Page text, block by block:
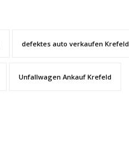
defektes auto verkaufen Krefeld
Unfallwagen Ankauf Krefeld